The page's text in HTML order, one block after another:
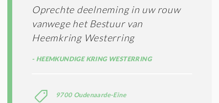
Oprechte deelneming in uw rouw
vanwege het Bestuur van
Heemkring Westerring
HEEMKUNDIGE KRING WESTERRING
9700 Oudenaarde-Eine